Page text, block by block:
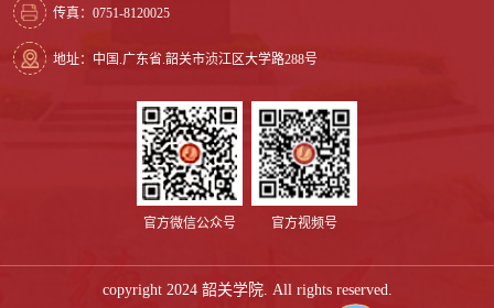
传真：0751-8120025
地址：中国.广东省.韶关市浈江区大学路288号
官方微信公众号 官方视频号
copyright 2024 韶关学院. All rights reserved.